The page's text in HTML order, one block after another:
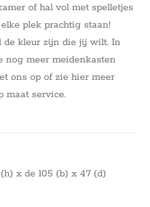
of hal vol met spelletjes
plek prachtig staan!
de kleur zijn die jij wilt. In
nog meer meidenkasten
ons op of zie hier meer
maat service.
x de 105 (b) x 47 (d)